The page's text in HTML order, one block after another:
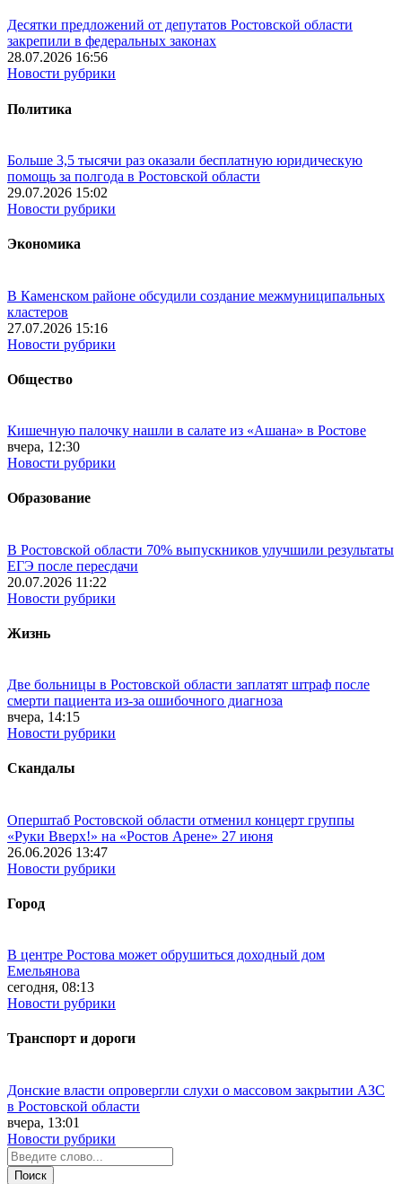
Десятки предложений от депутатов Ростовской области
закрепили в федеральных законах
28.07.2026 16:56
Новости рубрики
Политика
Больше 3,5 тысячи раз оказали бесплатную юридическую
помощь за полгода в Ростовской области
29.07.2026 15:02
Новости рубрики
Экономика
В Каменском районе обсудили создание межмуниципальных
кластеров
27.07.2026 15:16
Новости рубрики
Общество
Кишечную палочку нашли в салате из «Ашана» в Ростове
вчера, 12:30
Новости рубрики
Образование
В Ростовской области 70% выпускников улучшили результаты
ЕГЭ после пересдачи
20.07.2026 11:22
Новости рубрики
Жизнь
Две больницы в Ростовской области заплатят штраф после
смерти пациента из-за ошибочного диагноза
вчера, 14:15
Новости рубрики
Скандалы
Оперштаб Ростовской области отменил концерт группы
«Руки Вверх!» на «Ростов Арене» 27 июня
26.06.2026 13:47
Новости рубрики
Город
В центре Ростова может обрушиться доходный дом
Емельянова
сегодня, 08:13
Новости рубрики
Транспорт и дороги
Донские власти опровергли слухи о массовом закрытии АЗС
в Ростовской области
вчера, 13:01
Новости рубрики